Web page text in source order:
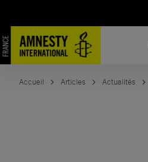
contenu
Accueil Articles Actualités